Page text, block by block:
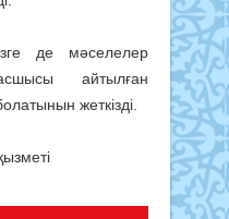
де мәселелер
айтылған
жеткізді.